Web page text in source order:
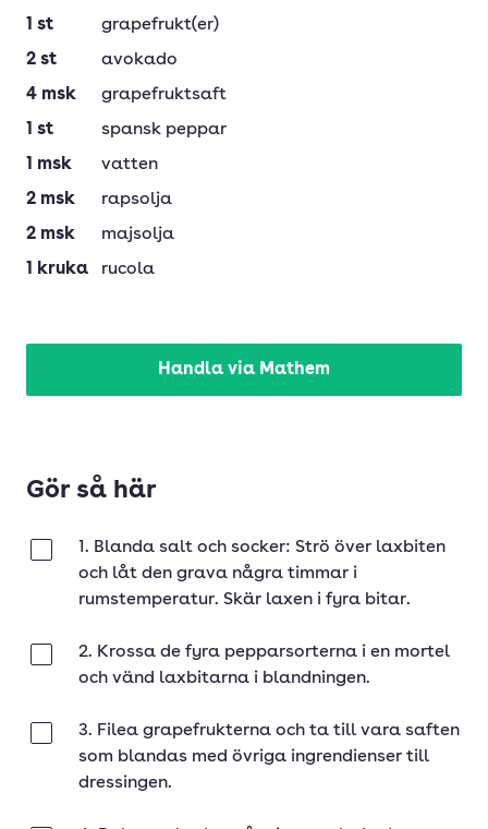
1 st
grapefrukt(er)
2 st
avokado
4 msk
grapefruktsaft
1 st
spansk peppar
1 msk
vatten
2 msk
rapsolja
2 msk
majsolja
1
kruka rucola
Handla via Mathem
Gör så här
1. Blanda salt och socker: Strö över laxbiten
och låt den grava några timmar i
rumstemperatur. Skär laxen i fyra bitar.
2. Krossa de fyra pepparsorterna i en mortel
och vänd laxbitarna i blandningen.
3. Filea grapefrukterna och ta till vara saften
som blandas med övriga ingrendienser till
dressingen.